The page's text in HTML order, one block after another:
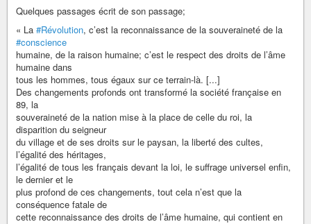
Quelques passages écrit de son passage;
« La #Révolution, c’est la reconnaissance de la souveraineté de la
#conscience
humaine, de la raison humaine; c’est le respect des droits de l’âme
humaine dans
tous les hommes, tous égaux sur ce terrain-là. [...]
Des changements profonds ont transformé la société française en
89, la
souveraineté de la nation mise à la place de celle du roi, la
disparition du seigneur
du village et de ses droits sur le paysan, la liberté des cultes,
l’égalité des héritages,
l’égalité de tous les français devant la loi, le suffrage universel enfin,
le dernier et le
plus profond de ces changements, tout cela n’est que la
conséquence fatale de
cette reconnaissance des droits de l’âme humaine, qui contient en